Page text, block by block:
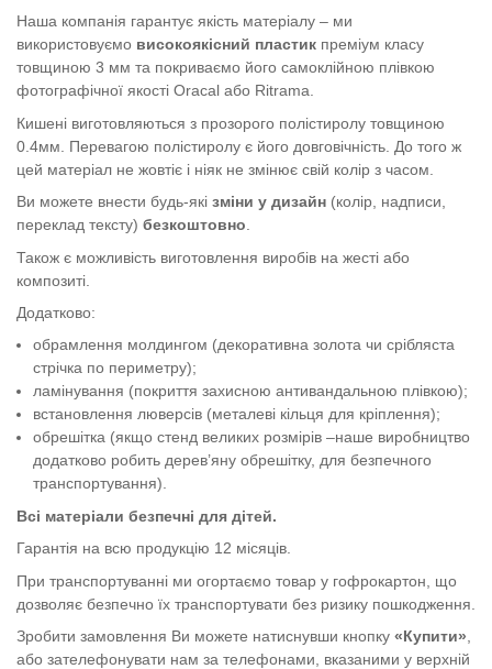
Наша компанія гарантує якість матеріалу – ми
використовуємо високоякісний пластик преміум класу
товщиною 3 мм та покриваємо його самоклійною плівкою
фотографічної якості Oracal або Ritrama.
Кишені виготовляються з прозорого полістиролу товщиною
0.4мм. Перевагою полістиролу є його довговічність. До того ж
цей матеріал не жовтіє і ніяк не змінює свій колір з часом.
Ви можете внести будь-які зміни у дизайн (колір, надписи,
переклад тексту) безкоштовно.
Також є можливість виготовлення виробів на жесті або
композиті.
Додатково:
обрамлення молдингом (декоративна золота чи срібляста
стрічка по периметру);
ламінування (покриття захисною антивандальною плівкою);
встановлення люверсів (металеві кільця для кріплення);
обрешітка (якщо стенд великих розмірів –наше виробництво
додатково робить дерев’яну обрешітку, для безпечного
транспортування).
Всі матеріали безпечні для дітей.
Гарантія на всю продукцію 12 місяців.
При транспортуванні ми огортаємо товар у гофрокартон, що
дозволяє безпечно їх транспортувати без ризику пошкодження.
Зробити замовлення Ви можете натиснувши кнопку «Купити»
або зателефонувати нам за телефонами, вказаними у верхній